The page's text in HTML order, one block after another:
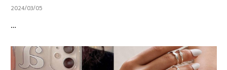
2024/03/05
…